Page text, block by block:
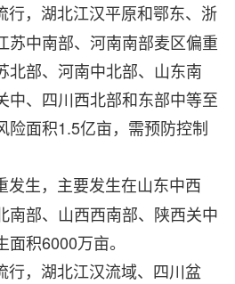
行，湖北江汉平原和鄂东、浙
苏中南部、河南南部麦区偏重
北部、河南中北部、山东南
中、四川西北部和东部中等至
险面积1.5亿亩，需预防控制
发生，主要发生在山东中西
南部、山西西南部、陕西关中
积6000万亩。
行，湖北江汉流域、四川盆